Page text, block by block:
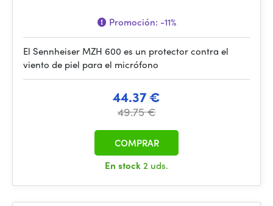
Promoción: -11%
El Sennheiser MZH 600 es un protector contra el
viento de piel para el micrófono
44.37 €
49.75 €
En stock2 uds.
COMPRAR